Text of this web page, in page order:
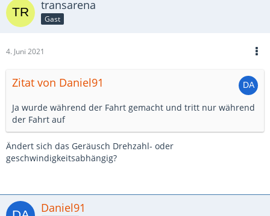
transarena
Gast
4. Juni 2021
Zitat von Daniel91
Ja wurde während der Fahrt gemacht und tritt nur während
der Fahrt auf
Ändert sich das Geräusch Drehzahl- oder
geschwindigkeitsabhängig?
Daniel91